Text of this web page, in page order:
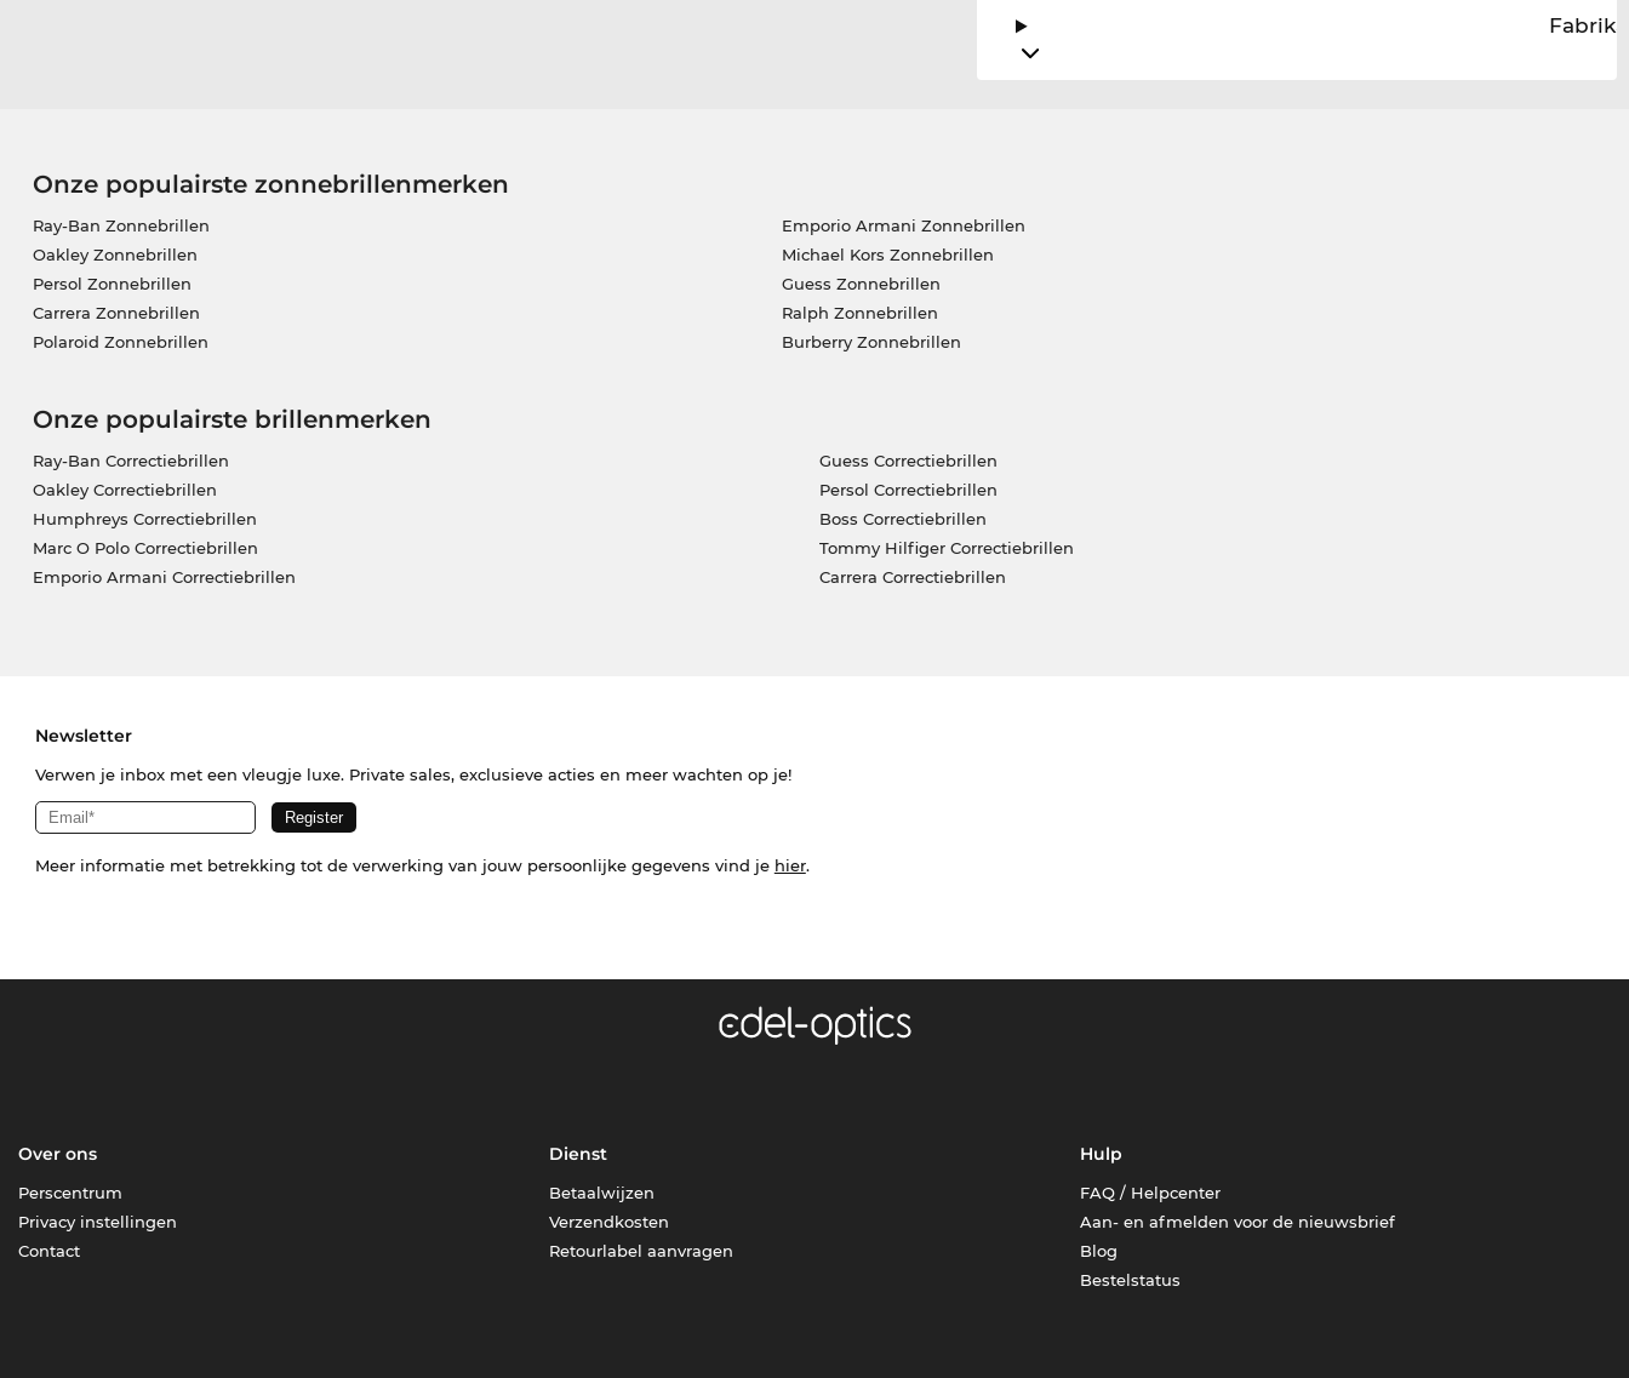
Onze populairste zonnebrillenmerken
Ray-Ban Zonnebrillen
Oakley Zonnebrillen
Persol Zonnebrillen
Carrera Zonnebrillen
Polaroid Zonnebrillen
Emporio Armani Zonnebrillen
Michael Kors Zonnebrillen
Guess Zonnebrillen
Ralph Zonnebrillen
Burberry Zonnebrillen
Onze populairste brillenmerken
Ray-Ban Correctiebrillen
Oakley Correctiebrillen
Humphreys Correctiebrillen
Marc O Polo Correctiebrillen
Emporio Armani Correctiebrillen
Guess Correctiebrillen
Persol Correctiebrillen
Boss Correctiebrillen
Tommy Hilfiger Correctiebrillen
Carrera Correctiebrillen
Newsletter
Verwen je inbox met een vleugje luxe. Private sales, exclusieve acties en meer wachten op je!
Meer informatie met betrekking tot de verwerking van jouw persoonlijke gegevens vind je hier.
Over ons
Perscentrum
Privacy instellingen
Contact
Dienst
Betaalwijzen
Verzendkosten
Retourlabel aanvragen
Hulp
FAQ / Helpcenter
Aan- en afmelden voor de nieuwsbrief
Blog
Bestelstatus